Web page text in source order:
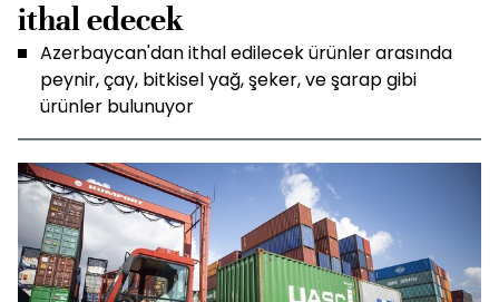
ithal edecek
Azerbaycan'dan ithal edilecek ürünler arasında
peynir, çay, bitkisel yağ, şeker, ve şarap gibi
ürünler bulunuyor